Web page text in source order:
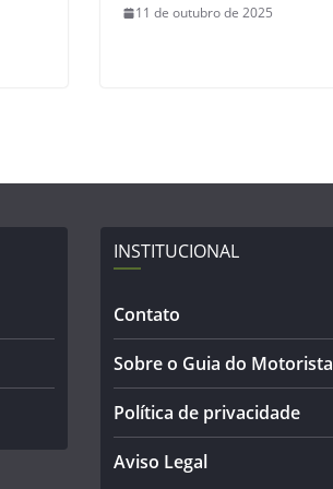
11 de outubro de 2025
INSTITUCIONAL
Contato
Sobre o Guia do Motorista
Política de privacidade
Aviso Legal